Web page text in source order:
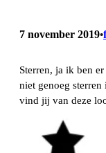
7 november 2019•
Sterren, ja ik ben
niet genoeg
vind jij van deze